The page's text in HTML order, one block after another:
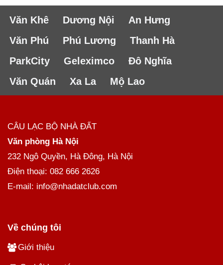
Văn Khê Dương Nội
An Hưng
Văn Phú
Phú Lương
Thanh Hà
ParkCity
Geleximco
Đô Nghĩa
Văn Quán
Xa La Mộ Lao
CÂU LẠC BỘ NHÀ ĐẤT
Văn phòng Hà Nội
232 Ngô Quyền, Hà Đông, Hà Nội
Điện thoại: 082 666 2626
E-mail: info@nhadatclub.com
Về chúng tôi
Giới thiệu